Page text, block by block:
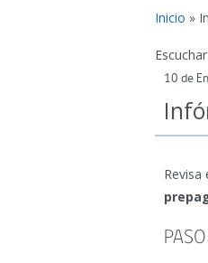
Inicio »
Escuchar
10 de